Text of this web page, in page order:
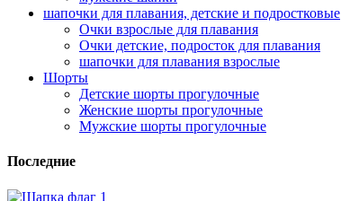
шапочки для плавания, детские и подростковые
Очки взрослые для плавания
Очки детские, подросток для плавания
шапочки для плавания взрослые
Шорты
Детские шорты прогулочные
Женские шорты прогулочные
Мужские шорты прогулочные
Последние